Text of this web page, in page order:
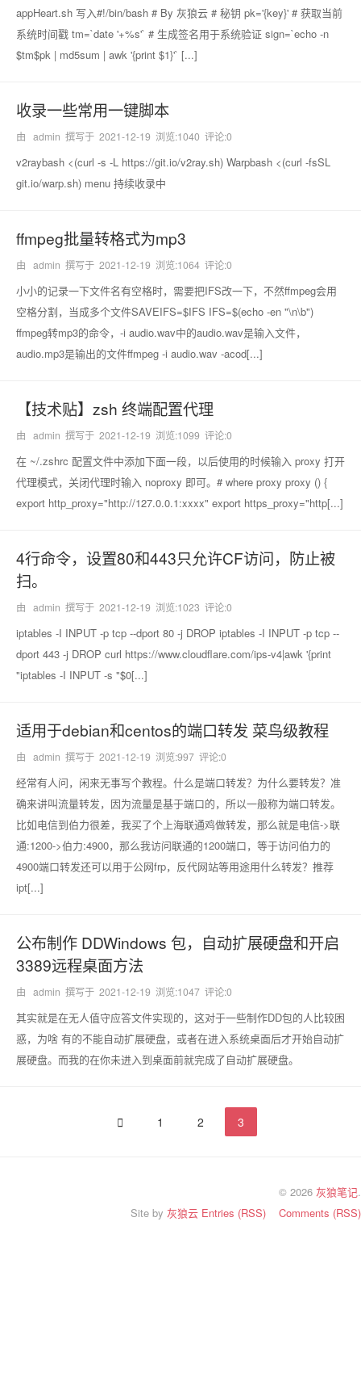
appHeart.sh 写入#!/bin/bash # By 灰狼云 # 秘钥 pk='{key}' # 获取当前
系统时间戳 tm=`date '+%s'` # 生成签名用于系统验证 sign=`echo -n
$tm$pk | md5sum | awk '{print $1}'` [...]
收录一些常用一键脚本
由 admin 撰写于 2021-12-19 浏览:1040 评论:0
v2raybash <(curl -s -L https://git.io/v2ray.sh) Warpbash <(curl -fsSL
git.io/warp.sh) menu 持续收录中
ffmpeg批量转格式为mp3
由 admin 撰写于 2021-12-19 浏览:1064 评论:0
小小的记录一下文件名有空格时，需要把IFS改一下，不然ffmpeg会用
空格分割，当成多个文件SAVEIFS=$IFS IFS=$(echo -en "\n\b")
ffmpeg转mp3的命令，-i audio.wav中的audio.wav是输入文件，
audio.mp3是输出的文件ffmpeg -i audio.wav -acod[...]
【技术贴】zsh 终端配置代理
由 admin 撰写于 2021-12-19 浏览:1099 评论:0
在 ~/.zshrc 配置文件中添加下面一段，以后使用的时候输入 proxy 打开
代理模式，关闭代理时输入 noproxy 即可。# where proxy proxy () {
export http_proxy="http://127.0.0.1:xxxx" export https_proxy="http[...]
4行命令，设置80和443只允许CF访问，防止被
扫。
由 admin 撰写于 2021-12-19 浏览:1023 评论:0
iptables -I INPUT -p tcp --dport 80 -j DROP iptables -I INPUT -p tcp --
dport 443 -j DROP curl https://www.cloudflare.com/ips-v4|awk '{print
"iptables -I INPUT -s "$0[...]
适用于debian和centos的端口转发 菜鸟级教程
由 admin 撰写于 2021-12-19 浏览:997 评论:0
经常有人问，闲来无事写个教程。什么是端口转发？为什么要转发？准
确来讲叫流量转发，因为流量是基于端口的，所以一般称为端口转发。
比如电信到伯力很差，我买了个上海联通鸡做转发，那么就是电信->联
通:1200->伯力:4900，那么我访问联通的1200端口，等于访问伯力的
4900端口转发还可以用于公网frp，反代网站等用途用什么转发？推荐
ipt[...]
公布制作 DDWindows 包，自动扩展硬盘和开启
3389远程桌面方法
由 admin 撰写于 2021-12-19 浏览:1047 评论:0
其实就是在无人值守应答文件实现的，这对于一些制作DD包的人比较困
惑，为啥 有的不能自动扩展硬盘，或者在进入系统桌面后才开始自动扩
展硬盘。而我的在你未进入到桌面前就完成了自动扩展硬盘。
 1 2 3
© 2026 灰狼笔记.
Site by 灰狼云 Entries (RSS) Comments (RSS)